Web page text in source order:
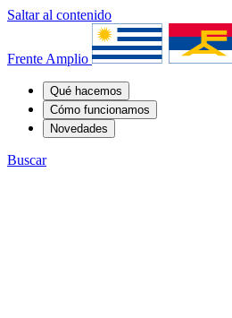
Saltar al contenido
Frente Amplio
Qué hacemos
Cómo funcionamos
Novedades
Buscar